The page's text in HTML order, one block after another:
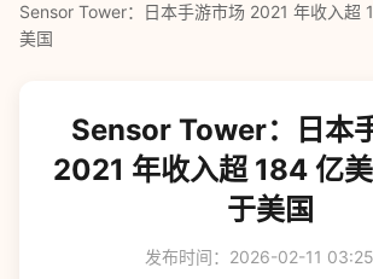
Sensor Tower：日本手游市场 2021 年收入超
美国
Sensor Tower：日本
2021 年收入超 184 亿
于美国
发布时间：2026-02-11